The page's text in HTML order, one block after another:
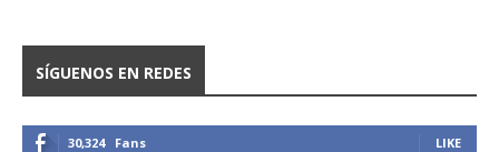
SÍGUENOS EN REDES
30,324 Fans LIKE